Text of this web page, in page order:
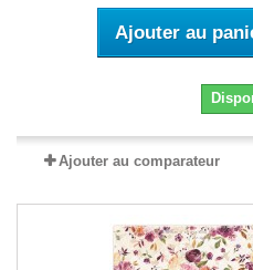
Ajouter au
Ajouter au comparateur